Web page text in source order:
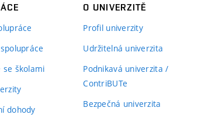
se školami
dohody
O UNIVERZITĚ
Profil univerzity
Udržitelná univerzita
Podnikavá univerzita /
ContriBUTe
Bezpečná univerzita